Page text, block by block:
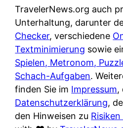
e
t
s
i
e
t
i
s
c
h
e
n
d
e
TravelerNews.org auch
Unterhaltung, darunter
Checker, verschiedene
Textminimierung sowie
Spielen, Metronom,
Schach-Aufgaben.
finden Sie im Impressum,
Datenschutzerklärung,
den Hinweisen zu